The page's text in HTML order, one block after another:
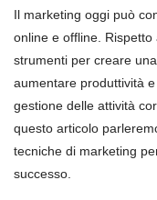
Il marketing oggi può
online e offline.
strumenti per creare
aumentare produttività
gestione delle attività
questo articolo
tecniche di marketing
successo.